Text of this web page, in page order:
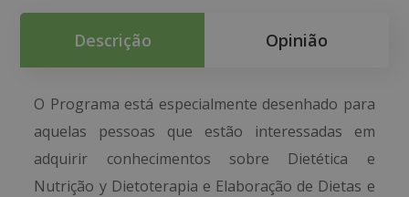
Descrição Opinião
O Programa está especialmente desenhado para
aquelas pessoas que estão interessadas em
adquirir conhecimentos sobre Dietética e
Nutrição y Dietoterapia e Elaboração de Dietas e